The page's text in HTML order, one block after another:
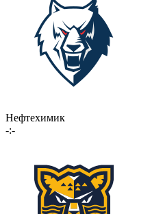
Нефтехимик
-:-